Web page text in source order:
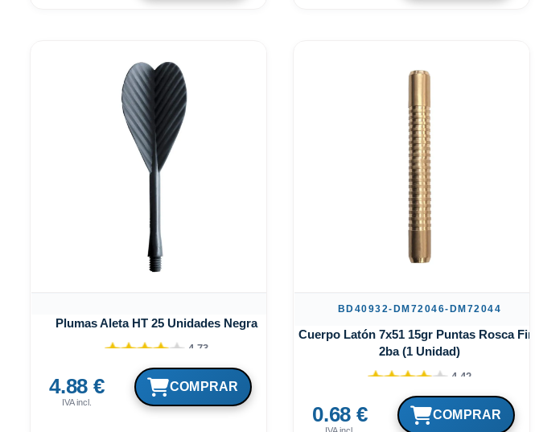
Plumas Aleta HT 25 Unidades Negra
4.73
4.88 €
IVA incl.
BD40932-DM72046-DM72044
Cuerpo Latón 7x51 15gr Puntas Rosca Fina
2ba (1 Unidad)
4.42
0.68 €